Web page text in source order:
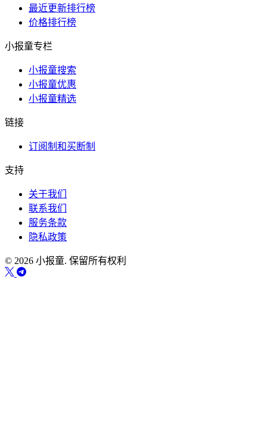
最近更新排行榜
价格排行榜
小报童专栏
小报童搜索
小报童优惠
小报童精选
链接
订阅制和买断制
支持
关于我们
联系我们
服务条款
隐私政策
© 2026 小报童. 保留所有权利